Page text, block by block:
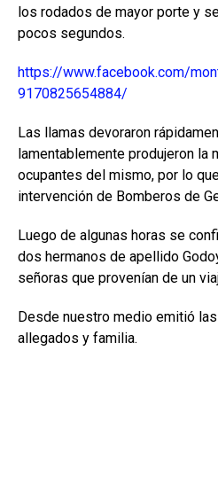
los rodados de mayor porte y
pocos segundos.
https://www.facebook.com/
9170825654884/
Las llamas devoraron
lamentablemente produjeron la
ocupantes del mismo, por lo
intervención de Bomberos de
Luego de algunas horas se
dos hermanos de apellido
señoras que provenían de un
Desde nuestro medio emitió
allegados y familia.